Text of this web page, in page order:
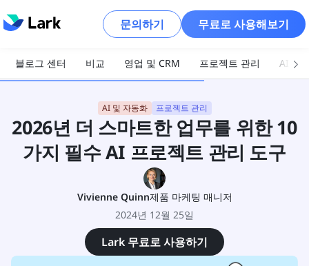
문의하기 무료로 사용해보기
블로그 센터 비교 영업 및 CRM 프로젝트 관리 AI 및
AI 및 자동화 프로젝트 관리
2026년 더 스마트한 업무를 위한 10
가지 필수 AI 프로젝트 관리 도구
Vivienne Quinn제품 마케팅 매니저
2024년 12월 25일
Lark 무료로 사용하기